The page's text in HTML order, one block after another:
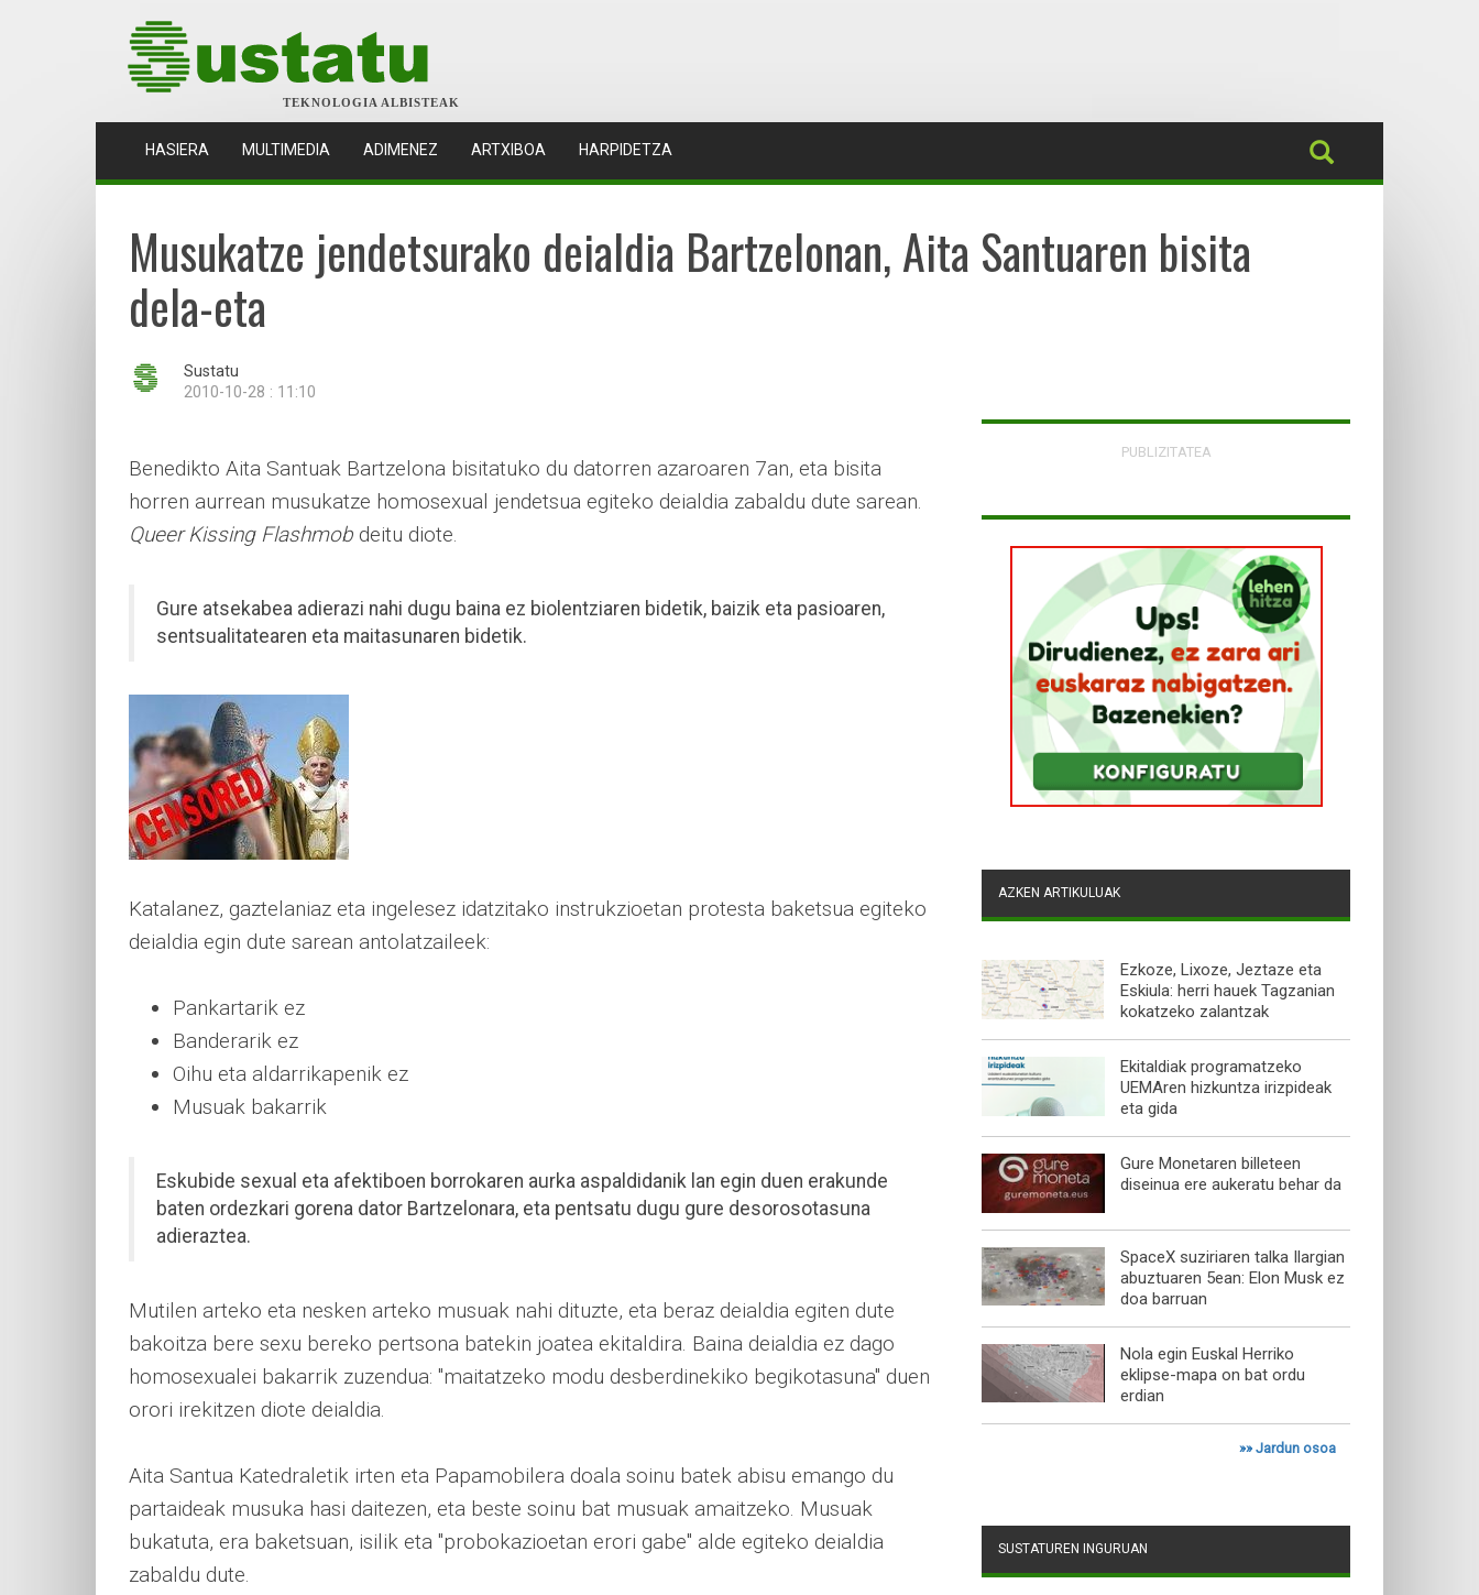
TEKNOLOGIA ALBISTEAK
HASIERA (CURRENT)
MULTIMEDIA ADIMENEZ ARTXIBOA HARPIDETZA
Musukatze jendetsurako deialdia Bartzelonan, Aita Santuaren bisita
dela-eta
Sustatu
2010-10-28 : 11:10
Benedikto Aita Santuak Bartzelona bisitatuko du datorren azaroaren 7an, eta bisita
horren aurrean musukatze homosexual jendetsua egiteko deialdia zabaldu dute sarean.
Queer Kissing Flashmob deitu diote.
Gure atsekabea adierazi nahi dugu baina ez biolentziaren bidetik, baizik eta pasioaren,
sentsualitatearen eta maitasunaren bidetik.
Katalanez, gaztelaniaz eta ingelesez idatzitako instrukzioetan protesta baketsua egiteko
deialdia egin dute sarean antolatzaileek:
Pankartarik ez
Banderarik ez
Oihu eta aldarrikapenik ez
Musuak bakarrik
Eskubide sexual eta afektiboen borrokaren aurka aspaldidanik lan egin duen erakunde
baten ordezkari gorena dator Bartzelonara, eta pentsatu dugu gure desorosotasuna
adieraztea.
Mutilen arteko eta nesken arteko musuak nahi dituzte, eta beraz deialdia egiten dute
bakoitza bere sexu bereko pertsona batekin joatea ekitaldira. Baina deialdia ez dago
homosexualei bakarrik zuzendua: "maitatzeko modu desberdinekiko begikotasuna" duen
orori irekitzen diote deialdia.
Aita Santua Katedraletik irten eta Papamobilera doala soinu batek abisu emango du
partaideak musuka hasi daitezen, eta beste soinu bat musuak amaitzeko. Musuak
bukatuta, era baketsuan, isilik eta "probokazioetan erori gabe" alde egiteko deialdia
zabaldu dute.
PUBLIZITATEA
AZKEN ARTIKULUAK
Ezkoze, Lixoze, Jeztaze eta
Eskiula: herri hauek Tagzanian
kokatzeko zalantzak
Ekitaldiak programatzeko
UEMAren hizkuntza irizpideak
eta gida
Gure Monetaren billeteen
diseinua ere aukeratu behar da
SpaceX suziriaren talka Ilargian
abuztuaren 5ean: Elon Musk ez
doa barruan
Nola egin Euskal Herriko
eklipse-mapa on bat ordu
erdian
»»Jardun osoa
SUSTATUREN INGURUAN